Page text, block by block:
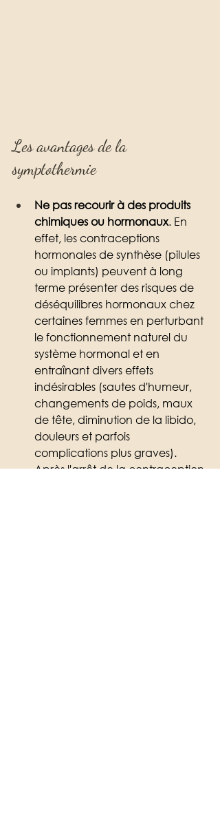
Les avantages de la
symptothermie
Ne pas recourir à des produits
chimiques ou hormonaux. En
effet, les contraceptions
hormonales de synthèse (pilules
ou implants) peuvent à long
terme présenter des risques de
déséquilibres hormonaux chez
certaines femmes en perturbant
le fonctionnement naturel du
système hormonal et en
entraînant divers effets
indésirables (sautes d'humeur,
changements de poids, maux
de tête, diminution de la libido,
douleurs et parfois
complications plus graves).
Après l'arrêt de la contraception